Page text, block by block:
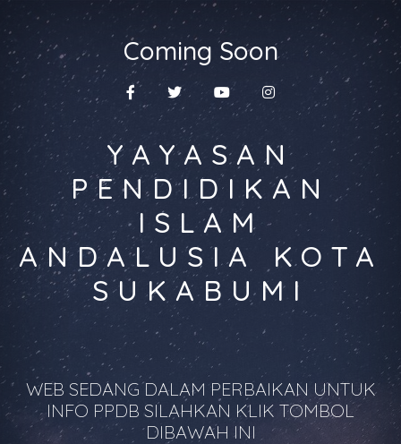
Coming Soon
YAYASAN
PENDIDIKAN
ISLAM
ANDALUSIA KOTA
SUKABUMI
WEB SEDANG DALAM PERBAIKAN UNTUK
INFO PPDB SILAHKAN KLIK TOMBOL
DIBAWAH INI